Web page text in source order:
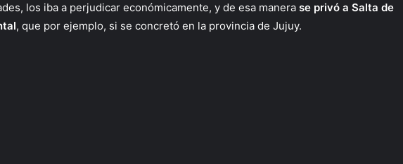
los iba a perjudicar económicamente, y de esa manera se privó a Salta de
, que por ejemplo, si se concretó en la provincia de Jujuy.